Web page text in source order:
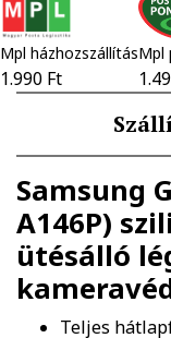
Mpl házhozszállítás
1.990 Ft
Mpl
Samsung
A146P)
ütésálló
Teljes